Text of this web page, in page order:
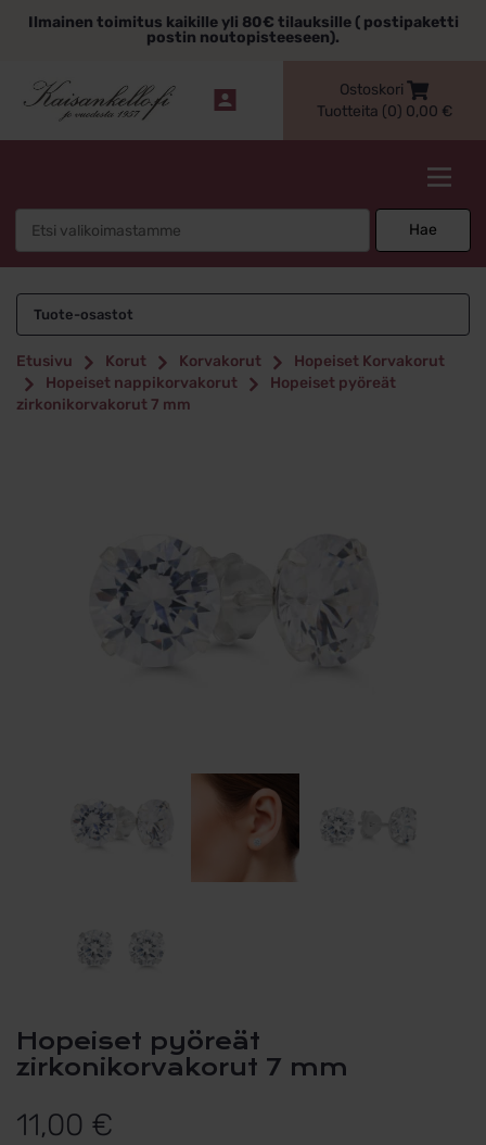
sisältöönIlmainen toimitus kaikille yli 80€ tilauksille ( postipaketti
postin noutopisteeseen).
Ostoskori
Tuotteita (0) 0,00 €
Hae
Tuote-osastot
Etusivu Korut Korvakorut
Hopeiset Korvakorut
Hopeiset nappikorvakorut
Hopeiset pyöreät
zirkonikorvakorut 7 mm
Hopeiset pyöreät
zirkonikorvakorut 7 mm
11,00 €